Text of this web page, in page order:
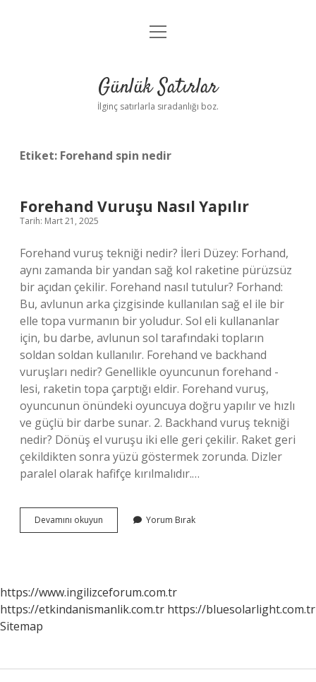
Anasayfa
Yasal Uyarı
menüyü
Günlük Satırlar
İlginç satırlarla sıradanlığı boz.
Etiket: Forehand spin nedir
Forehand Vuruşu Nasıl Yapılır
Tarih: Mart 21, 2025
Forehand vuruş tekniği nedir? İleri Düzey: Forhand,
aynı zamanda bir yandan sağ kol raketine pürüzsüz
bir açıdan çekilir. Forehand nasıl tutulur? Forhand:
Bu, avlunun arka çizgisinde kullanılan sağ el ile bir
elle topa vurmanın bir yoludur. Sol eli kullananlar
için, bu darbe, avlunun sol tarafındaki topların
soldan soldan kullanılır. Forehand ve backhand
vuruşları nedir? Genellikle oyuncunun forehand -
lesi, raketin topa çarptığı eldir. Forehand vuruş,
oyuncunun önündeki oyuncuya doğru yapılır ve hızlı
ve güçlü bir darbe sunar. 2. Backhand vuruş tekniği
nedir? Dönüş el vuruşu iki elle geri çekilir. Raket geri
çekildikten sonra yüzü göstermek zorunda. Dizler
paralel olarak hafifçe kırılmalıdır.…
Devamını okuyun Forehand
Vuruşu
Yorum Bırak
https://www.ingilizceforum.com.tr
https://etkindanismanlik.com.tr https://bluesolarlight.com.tr
Sitemap